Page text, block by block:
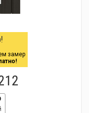
замер